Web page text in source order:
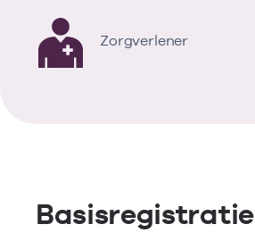
Zorgverlener
Basisregistratie